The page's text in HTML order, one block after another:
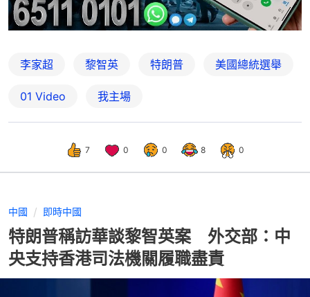
李家超 黎智英 特朗普 美國總統選舉
01 Video 我主場
7 0 0 8 0
中國 即時中國
特朗普稱訪華談黎智英案 外交部：中
央支持香港司法機關履職盡責